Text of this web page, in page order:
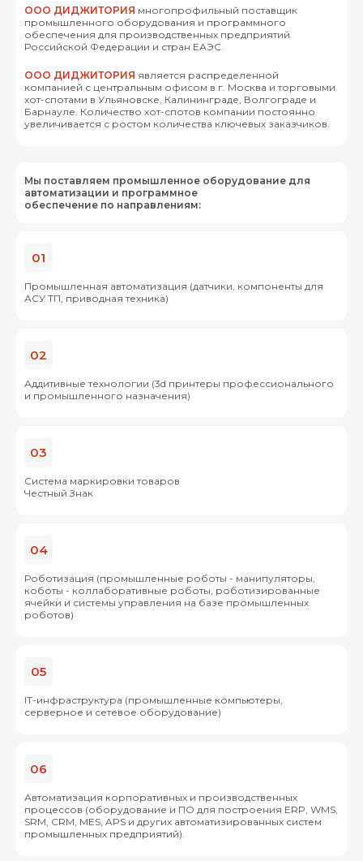
ООО ДИДЖИТОРИЯ многопрофильный поставщик
промышленного оборудования и программного
обеспечения для производственных предприятий
Российской Федерации и стран ЕАЭС.
ООО ДИДЖИТОРИЯ является распределенной
компанией с центральным офисом в г. Москва и торговыми
хот-спотами в Ульяновске, Калининграде, Волгограде и
Барнауле. Количество хот-спотов компании постоянно
увеличивается с ростом количества ключевых заказчиков.
Мы поставляем промышленное оборудование для
автоматизации и программное
обеспечение по направлениям:
01
Промышленная автоматизация (датчики, компоненты для
АСУ ТП, приводная техника)
02
Аддитивные технологии (3d принтеры профессионального
и промышленного назначения)
03
Система маркировки товаров
Честный Знак
04
Роботизация (промышленные роботы - манипуляторы,
коботы - коллаборативные роботы, роботизированные
ячейки и системы управления на базе промышленных
роботов)
05
IT-инфраструктура (промышленные компьютеры,
серверное и сетевое оборудование)
06
Автоматизация корпоративных и производственных
процессов (оборудование и ПО для построения ERP, WMS,
SRM, CRM, MES, APS и других автоматизированных систем
промышленных предприятий).